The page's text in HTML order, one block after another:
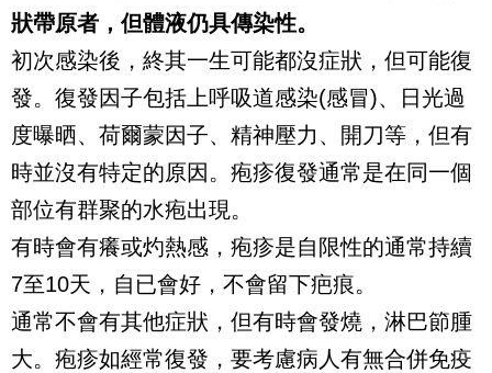
狀帶原者，但體液仍具傳染性。
初次感染後，終其一生可能都沒症狀，但可能復
發。復發因子包括上呼吸道感染(感冒)、日光過
度曝晒、荷爾蒙因子、精神壓力、開刀等，但有
時並沒有特定的原因。疱疹復發通常是在同一個
部位有群聚的水疱出現。
有時會有癢或灼熱感，疱疹是自限性的通常持續
7至10天，自已會好，不會留下疤痕。
通常不會有其他症狀，但有時會發燒，淋巴節腫
大。疱疹如經常復發，要考慮病人有無合併免疫